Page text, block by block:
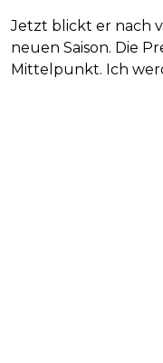
Jetzt blickt er nach
neuen Saison. Die
Mittelpunkt. Ich